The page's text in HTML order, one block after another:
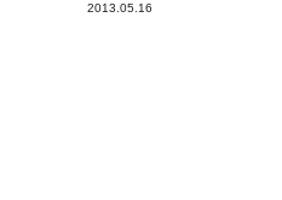
2013.05.16